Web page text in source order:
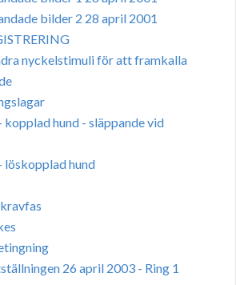
bilder 2 28 april 2001
nyckelstimuli för att framkalla
hund - släppande vid
hund
26 april 2003 - Ring 1